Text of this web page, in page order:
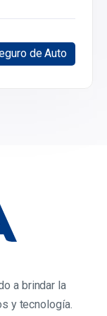
de Auto
a brindar la
y tecnología.